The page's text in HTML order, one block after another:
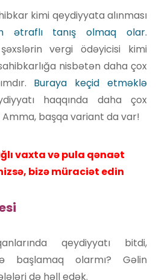
kimi qeydiyyata alınması
ətraflı tanış olmaq olar.
vergi ödəyicisi kimi
nisbətən daha çox
Buraya keçid etməklə
haqqında daha çox
başqa variant da var!
vaxta və pula qənaət
bizə müraciət edin
qeydiyyatı bitdi,
başlamaq olarmı? Gəlin
də həll edək.